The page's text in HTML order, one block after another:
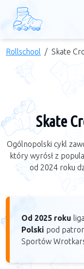
Rollschool Skate
Skate
Ogólnopolski cykl
który wyrósł z
od 2024 roku
Od 2025 roku
Polski pod
Sportów